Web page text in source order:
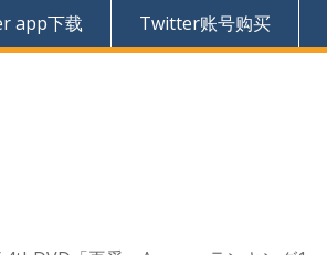
app下载 Twitter账号购买